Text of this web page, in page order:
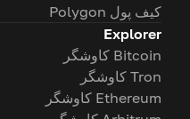
کیف پول Polygon
Explorer
Bitcoin کاوشگر
Tron کاوشگر
Ethereum کاوشگر